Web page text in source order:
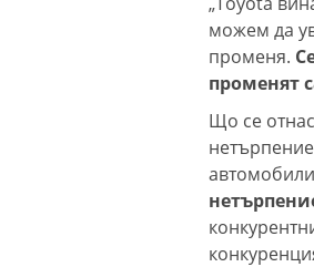
можем да
променя.
променят
Що се